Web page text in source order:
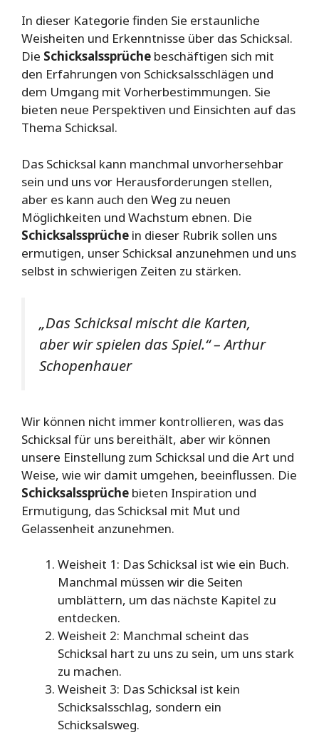
In dieser Kategorie finden Sie erstaunliche
Weisheiten und Erkenntnisse über das Schicksal.
Die Schicksalssprüche beschäftigen sich mit
den Erfahrungen von Schicksalsschlägen und
dem Umgang mit Vorherbestimmungen. Sie
bieten neue Perspektiven und Einsichten auf das
Thema Schicksal.
Das Schicksal kann manchmal unvorhersehbar
sein und uns vor Herausforderungen stellen,
aber es kann auch den Weg zu neuen
Möglichkeiten und Wachstum ebnen. Die
Schicksalssprüche in dieser Rubrik sollen uns
ermutigen, unser Schicksal anzunehmen und uns
selbst in schwierigen Zeiten zu stärken.
„Das Schicksal mischt die Karten,
aber wir spielen das Spiel.“ – Arthur
Schopenhauer
Wir können nicht immer kontrollieren, was das
Schicksal für uns bereithält, aber wir können
unsere Einstellung zum Schicksal und die Art und
Weise, wie wir damit umgehen, beeinflussen. Die
Schicksalssprüche bieten Inspiration und
Ermutigung, das Schicksal mit Mut und
Gelassenheit anzunehmen.
Weisheit 1: Das Schicksal ist wie ein Buch.
Manchmal müssen wir die Seiten
umblättern, um das nächste Kapitel zu
entdecken.
Weisheit 2: Manchmal scheint das
Schicksal hart zu uns zu sein, um uns stark
zu machen.
Weisheit 3: Das Schicksal ist kein
Schicksalsschlag, sondern ein
Schicksalsweg.